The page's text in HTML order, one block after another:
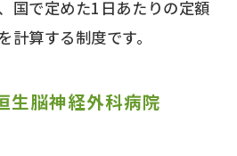
国で定めた1日あたりの定額
計算する制度です。
生脳神経外科病院